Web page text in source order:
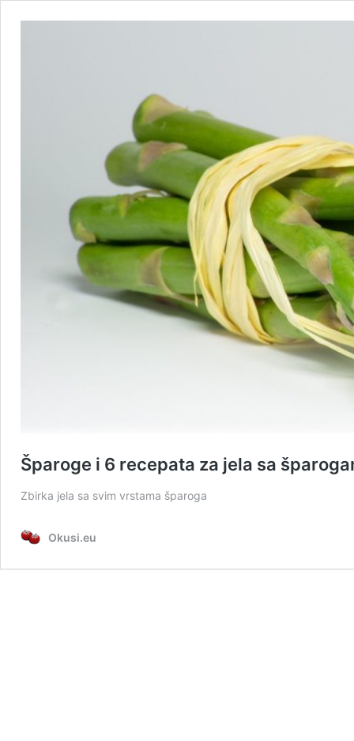
Šparoge i 6 recepata za jela sa
Zbirka jela sa svim vrstama šparoga
Okusi.eu